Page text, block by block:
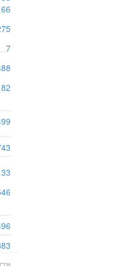
66
7
82
33